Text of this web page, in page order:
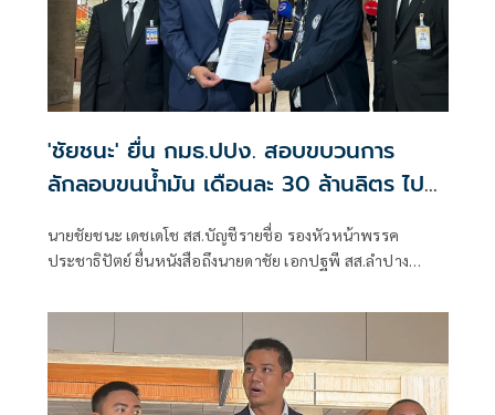
'ชัยชนะ' ยื่น กมธ.ปปง. สอบขบวนการ
ลักลอบขนน้ำมัน เดือนละ 30 ล้านลิตร ไป
นายชัยชนะ เดชเดโช สส.บัญชีรายชื่อ รองหัวหน้าพรรค
ประชาธิปัตย์ ยื่นหนังสือถึงนายดาชัย เอกปฐพี สส.ลำปาง
ป้องกันปราบปรามการฟอกเงินและยาเสพติด สภาผู้แทน
ราษฎร เพื่อให้ตรวจสอบกรณีการลักลอบขนน้ำมัน